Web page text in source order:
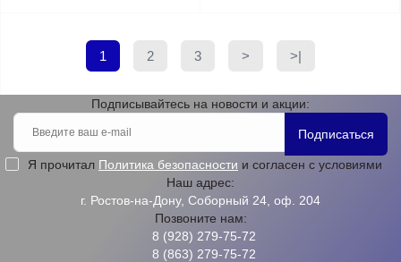
1 2 3 > >|
Подписывайтесь на новости и акции:
Подписаться
Я прочитал Политика безопасности и согласен с условиями
Наш адрес:
г. Ростов-на-Дону, Соборный 24, оф. 204
Позвоните нам:
8 (928) 279-75-72
8 (863) 279-75-72